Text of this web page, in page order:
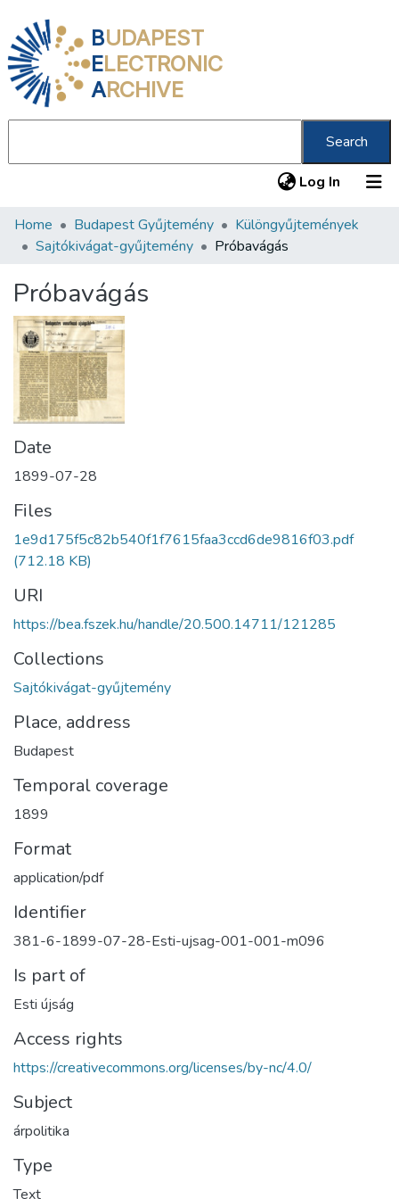
BUDAPEST
ELECTRONIC
ARCHIVE
Search
Log In (current)
Communities & Collections
Statistics
About us
Home Budapest Gyűjtemény
Különgyűjtemények
Sajtókivágat-gyűjtemény
Próbavágás
Próbavágás
Date
1899-07-28
Files
1e9d175f5c82b540f1f7615faa3ccd6de9816f03.pdf
(712.18 KB)
URI
https://bea.fszek.hu/handle/20.500.14711/121285
Collections
Sajtókivágat-gyűjtemény
Place, address
Budapest
Temporal coverage
1899
Format
application/pdf
Identifier
381-6-1899-07-28-Esti-ujsag-001-001-m096
Is part of
Esti újság
Access rights
https://creativecommons.org/licenses/by-nc/4.0/
Subject
árpolitika
Type
Text